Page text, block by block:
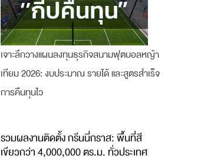
เจาะลึกวางแผนลงทุนธุรกิจสนามฟุตบอลหญ้า
เทียม 2026: งบประมาณ รายได้ และสูตรสำเร็จ
การคืนทุนไว
รวมผลงานติดตั้ง กรีนนี่กราส: พื้นที่สี
เขียวกว่า 4,000,000 ตร.ม. ทั่วประเทศ